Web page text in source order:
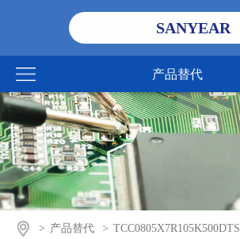
SANYEAR
产品替代
> 产品替代 > TCC0805X7R105K500DTS